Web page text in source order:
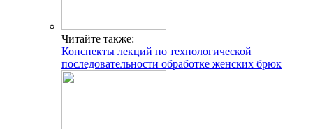
Читайте также:
Конспекты лекций по технологической
последовательности обработке женских брюк